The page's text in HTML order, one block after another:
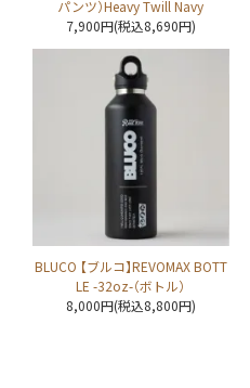
パンツ）Heavy Twill Navy
7,900円(税込8,690円)
BLUCO 【ブルコ】REVOMAX BOTT
LE -32oz-（ボトル）
8,000円(税込8,800円)